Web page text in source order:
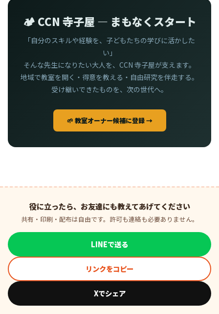
🏕️ CCN 寺子屋 — まもなくスタート
「自分のスキルや経験を、子どもたちの学びに活かした
い」
そんな先生になりたい大人を、CCN 寺子屋が支えます。
地域で教室を開く・得意を教える・自由研究を伴走する。
受け継いできたものを、次の世代へ。
🌱 教室オーナー候補に登録 →
役に立ったら、お友達にも教えてあげてください
共有・印刷・配布は自由です。許可も連絡も必要ありません。
LINEで送る
リンクをコピー
Xでシェア